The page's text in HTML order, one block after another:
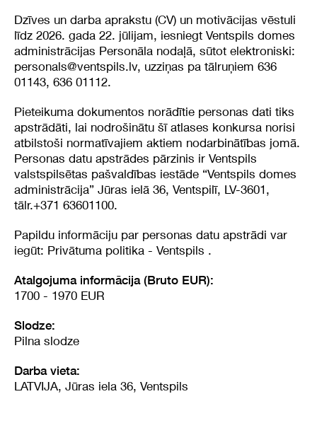
Dzīves un darba aprakstu (CV) un motivācijas vēstuli
līdz 2026. gada 22. jūlijam, iesniegt Ventspils domes
administrācijas Personāla nodaļā, sūtot elektroniski:
personals@ventspils.lv, uzziņas pa tālruņiem 636
01143, 636 01112.
Pieteikuma dokumentos norādītie personas dati tiks
apstrādāti, lai nodrošinātu šī atlases konkursa norisi
atbilstoši normatīvajiem aktiem nodarbinātības jomā.
Personas datu apstrādes pārzinis ir Ventspils
valstspilsētas pašvaldības iestāde “Ventspils domes
administrācija” Jūras ielā 36, Ventspilī, LV-3601,
tālr.+371 63601100.
Papildu informāciju par personas datu apstrādi var
iegūt: Privātuma politika - Ventspils .
Atalgojuma informācija (Bruto EUR):
1700 - 1970 EUR
Slodze:
Pilna slodze
Darba vieta:
LATVIJA, Jūras iela 36, Ventspils